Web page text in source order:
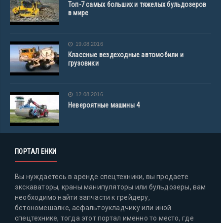
Топ-7 самых больших и тяжелых бульдозеров
в мире
19.08.2016
Классные вездеходные автомобили и
грузовики
12.08.2016
Невероятные машины 4
ПОРТАЛ ЕНКИ
Вы нуждаетесь в аренде спецтехники, вы продаете
экскаваторы, краны манипуляторы или бульдозеры, вам
необходимо найти запчасти к грейдеру,
бетономешалке, асфальтоукладчику или иной
спецтехнике, тогда этот портал именно то место, где